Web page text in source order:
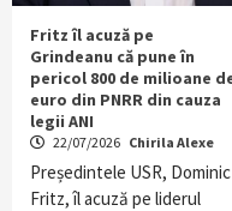
Fritz îl acuză pe
Grindeanu că pune în
pericol 800 de milioane
euro din PNRR din cauza
legii ANI
22/07/2026 Chirila Alexe
Președintele USR, Dominic
Fritz, îl acuză pe liderul